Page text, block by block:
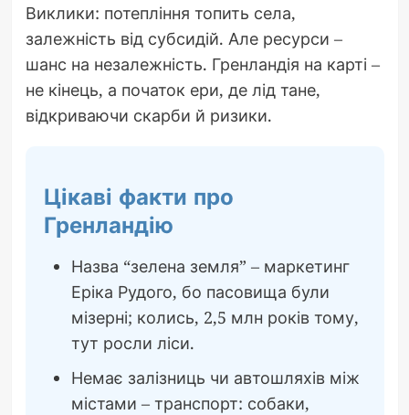
Виклики: потепління топить села,
залежність від субсидій. Але ресурси –
шанс на незалежність. Гренландія на карті –
не кінець, а початок ери, де лід тане,
відкриваючи скарби й ризики.
Цікаві факти про
Гренландію
Назва “зелена земля” – маркетинг
Еріка Рудого, бо пасовища були
мізерні; колись, 2,5 млн років тому,
тут росли ліси.
Немає залізниць чи автошляхів між
містами – транспорт: собаки,